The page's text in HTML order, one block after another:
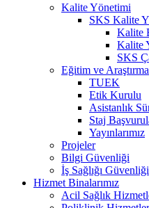
Kalite Yönetimi
SKS Kalite
Kalite
Kalite
SKS
Eğitim ve Araştırma
TUEK
Etik Kurulu
Asistanlık
Staj
Yayınlarımız
Projeler
Bilgi Güvenliği
İş Sağlığı
Hizmet Binalarımız
Acil Sağlık